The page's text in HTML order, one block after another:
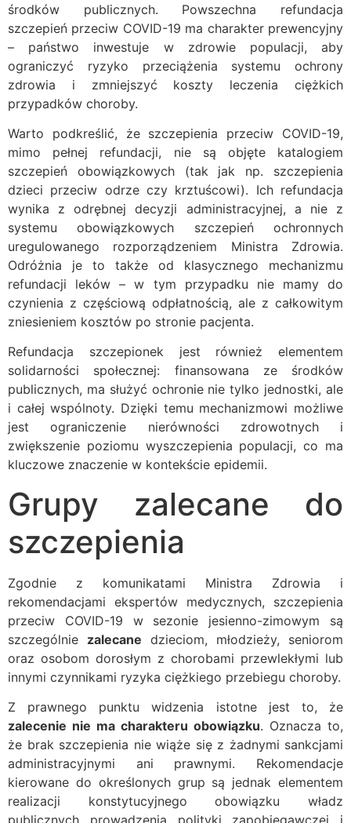
środków publicznych. Powszechna refundacja
szczepień przeciw COVID-19 ma charakter prewencyjny
– państwo inwestuje w zdrowie populacji, aby
ograniczyć ryzyko przeciążenia systemu ochrony
zdrowia i zmniejszyć koszty leczenia ciężkich
przypadków choroby.
Warto podkreślić, że szczepienia przeciw COVID-19,
mimo pełnej refundacji, nie są objęte katalogiem
szczepień obowiązkowych (tak jak np. szczepienia
dzieci przeciw odrze czy krztuścowi). Ich refundacja
wynika z odrębnej decyzji administracyjnej, a nie z
systemu obowiązkowych szczepień ochronnych
uregulowanego rozporządzeniem Ministra Zdrowia.
Odróżnia je to także od klasycznego mechanizmu
refundacji leków – w tym przypadku nie mamy do
czynienia z częściową odpłatnością, ale z całkowitym
zniesieniem kosztów po stronie pacjenta.
Refundacja szczepionek jest również elementem
solidarności społecznej: finansowana ze środków
publicznych, ma służyć ochronie nie tylko jednostki, ale
i całej wspólnoty. Dzięki temu mechanizmowi możliwe
jest ograniczenie nierówności zdrowotnych i
zwiększenie poziomu wyszczepienia populacji, co ma
kluczowe znaczenie w kontekście epidemii.
Grupy zalecane do
szczepienia
Zgodnie z komunikatami Ministra Zdrowia i
rekomendacjami ekspertów medycznych, szczepienia
przeciw COVID-19 w sezonie jesienno-zimowym są
szczególnie zalecane dzieciom, młodzieży, seniorom
oraz osobom dorosłym z chorobami przewlekłymi lub
innymi czynnikami ryzyka ciężkiego przebiegu choroby.
Z prawnego punktu widzenia istotne jest to, że
zalecenie nie ma charakteru obowiązku. Oznacza to,
że brak szczepienia nie wiąże się z żadnymi sankcjami
administracyjnymi ani prawnymi. Rekomendacje
kierowane do określonych grup są jednak elementem
realizacji konstytucyjnego obowiązku władz